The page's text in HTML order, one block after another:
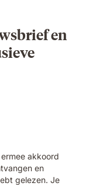
en
akkoord
en
gelezen. Je